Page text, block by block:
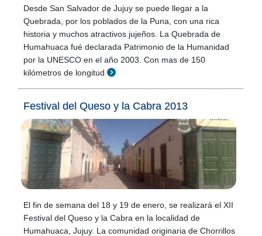
Desde San Salvador de Jujuy se puede llegar a la
Quebrada, por los poblados de la Puna, con una rica
historia y muchos atractivos jujeños. La Quebrada de
Humahuaca fué declarada Patrimonio de la Humanidad
por la UNESCO en el año 2003. Con mas de 150
kilómetros de longitud
Festival del Queso y la Cabra 2013
El fin de semana del 18 y 19 de enero, se realizará el XII
Festival del Queso y la Cabra en la localidad de
Humahuaca, Jujuy. La comunidad originaria de Chorrillos